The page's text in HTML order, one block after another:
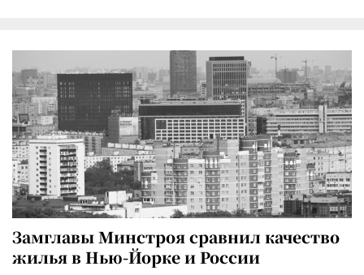
Замглавы Минстроя сравнил качество
жилья в Нью-Йорке и России